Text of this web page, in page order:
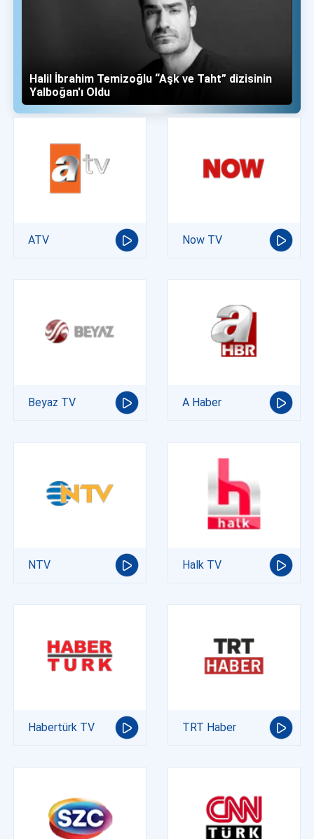
Halil İbrahim Temizoğlu “Aşk ve Taht” dizisinin
Yalboğan'ı Oldu
ATV Now TV
Beyaz TV A Haber
NTV Halk TV
Habertürk TV TRT Haber